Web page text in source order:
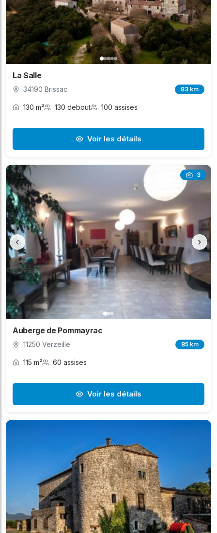
La Salle
34190 Brissac 83 km
130 m² 130 debout 100 assises
Voir les détails
3
‹ ›
Auberge de Pommayrac
11250 Verzeille 85 km
115 m² 60 assises
Voir les détails